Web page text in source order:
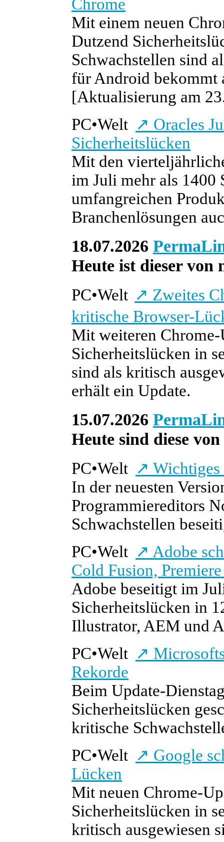
Chrome
Mit einem neuen
Dutzend
Schwachstellen sind
für Android bekommt
[Aktualisierung am
PC•Welt ↗ Oracles
Sicherheitslücken
Mit den
im Juli mehr als 1400
umfangreichen
Branchenlösungen
18.07.2026
Heute ist dieser von
PC•Welt ↗ Zweites
kritische Browser-
Mit weiteren
Sicherheitslücken in
sind als kritisch
erhält ein Update.
15.07.2026
Heute sind diese
PC•Welt ↗
In der neuesten
Programmiereditors
Schwachstellen
PC•Welt ↗ Adobe
Cold Fusion,
Adobe beseitigt im
Sicherheitslücken in
Illustrator, AEM und
PC•Welt ↗
Rekorde
Beim Update-
Sicherheitslücken
kritische
PC•Welt ↗ Google
Lücken
Mit neuen Chrome-
Sicherheitslücken in
kritisch ausgewiesen